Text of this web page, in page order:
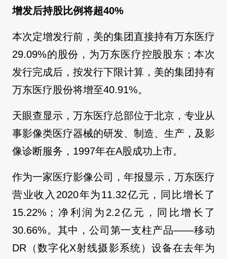
增发后持股比例将超40%
本次定增发行前，美的集团直接持有万东医疗
29.09%的股份，为万东医疗控股股东；本次
发行完成后，按发行下限计算，美的集团持有
万东医疗股份将增至40.91%。
天眼查显示，万东医疗总部位于北京，专业从
事影像类医疗器械的研发、制造、生产，及影
像诊断服务，1997年在A股成功上市。
作为一家医疗影像公司，年报显示，万东医疗
营业收入2020年为11.32亿元，同比增长了
15.22%；净利润为2.2亿元，同比增长了
30.66%。其中，公司第一支柱产品——移动
DR（数字化X射线摄影系统）设备在去年为